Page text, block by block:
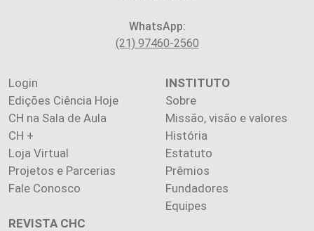
WhatsApp:
(21) 97460-2560
Login
Edições Ciência Hoje
CH na Sala de Aula
CH +
Loja Virtual
Projetos e Parcerias
Fale Conosco
INSTITUTO
Sobre
Missão, visão e valores
História
Estatuto
Prêmios
Fundadores
Equipes
REVISTA CHC